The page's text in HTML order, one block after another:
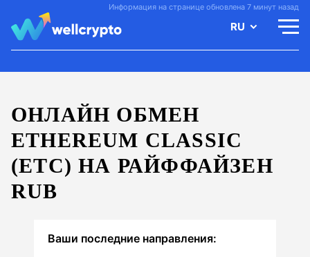
Информация на странице обновлена 7 минут назад
RU
ОНЛАЙН ОБМЕН
ETHEREUM CLASSIC
(ETC) НА РАЙФФАЙЗЕН
RUB
Ваши последние направления: